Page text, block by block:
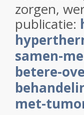
zorgen,
publicatie:
samen-
betere-
met-